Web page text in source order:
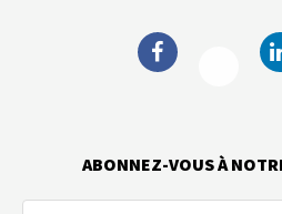
ABONNEZ-VOUS À